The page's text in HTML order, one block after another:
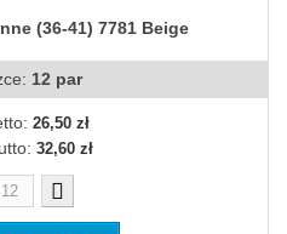
(36-41) 7781 Beige
12 par
26,50 zł
32,60 zł